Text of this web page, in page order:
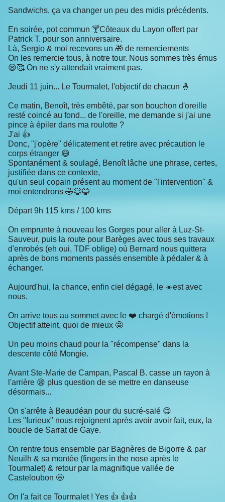
Sandwichs, ça va changer un peu des midis précédents.
En soirée, pot commun 🍸Côteaux du Layon offert par
Patrick T. pour son anniversaire.
Là, Sergio & moi recevons un 🎁 de remerciements
On les remercie tous, à notre tour. Nous sommes très émus
😪🥰 On ne s'y attendait vraiment pas.
Jeudi 11 juin... Le Tourmalet, l'objectif de chacun 🤞
Ce matin, Benoît, très embêté, par son bouchon d'oreille
resté coincé au fond... de l'oreille, me demande si j'ai une
pince à épiler dans ma roulotte ?
J'ai 👍
Donc, "j'opère" délicatement et retire avec précaution le
corps étranger 😅
Spontanément & soulagé, Benoît lâche une phrase, certes,
justifiée dans ce contexte,
qu'un seul copain présent au moment de "l'intervention" &
moi entendrons 🤣😅😂
Départ 9h 115 kms / 100 kms
On emprunte à nouveau les Gorges pour aller à Luz-St-
Sauveur, puis la route pour Barèges avec tous ses travaux
d'enrobés (eh oui, TDF oblige) où Bernard nous quittera
après de bons moments passés ensemble à pédaler & à
échanger.
Aujourd'hui, la chance, enfin ciel dégagé, le ☀️est avec
nous.
On arrive tous au sommet avec le ❤️ chargé d'émotions !
Objectif atteint, quoi de mieux 🤩
Un peu moins chaud pour la "récompense" dans la
descente côté Mongie.
Avant Ste-Marie de Campan, Pascal B. casse un rayon à
l'arrière 😪 plus question de se mettre en danseuse
désormais...
On s'arrête à Beaudéan pour du sucré-salé 😋
Les "furieux" nous rejoignent après avoir avoir fait, eux, la
boucle de Sarrat de Gaye.
On rentre tous ensemble par Bagnères de Bigorre & par
Neuilh & sa montée (fingers in the nose après le
Tourmalet) & retour par la magnifique vallée de
Casteloubon 🤩
On l'a fait ce Tourmalet ! Yes 👍 👍👍